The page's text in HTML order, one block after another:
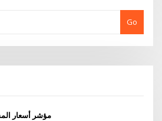
Go
مؤشر أسعار